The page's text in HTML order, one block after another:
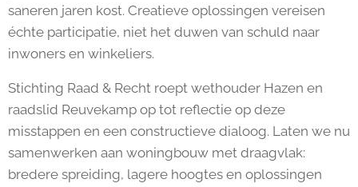
saneren jaren kost. Creatieve oplossingen vereisen
échte participatie, niet het duwen van schuld naar
inwoners en winkeliers.
Stichting Raad & Recht roept wethouder Hazen en
raadslid Reuvekamp op tot reflectie op deze
misstappen en een constructieve dialoog. Laten we nu
samenwerken aan woningbouw met draagvlak:
bredere spreiding, lagere hoogtes en oplossingen